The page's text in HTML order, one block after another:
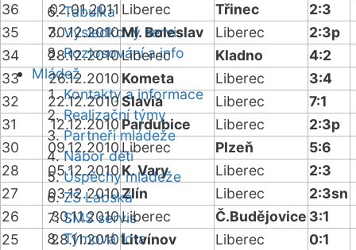
Tabulka
Výsledkový servis
Rozlosování a info
Mládež
Kontakty a informace
Realizační týmy
Partneři mládeže
Nábor dětí
Úspěchy mládeže
ZŠ Labská
SMS servis
Týmová fota
36
02.01.2011 Liberec Třinec
2:3
35
30.12.2010Ml. Boleslav Liberec
2:3p
34
28.12.2010Liberec Kladno
4:2
33
26.12.2010 Kometa Liberec
3:4
32
22.12.2010Slavia Liberec
7:1
31
12.12.2010 Pardubice Liberec
2:3p
30
09.12.2010Liberec Plzeň
5:6
28
05.12.2010 K. Vary Liberec
2:3
27
03.12.2010Zlín Liberec
2:3sn
26
30.11.2010Liberec Č.Budějovice 3:1
25
28.11.2010Litvínov Liberec
0:1